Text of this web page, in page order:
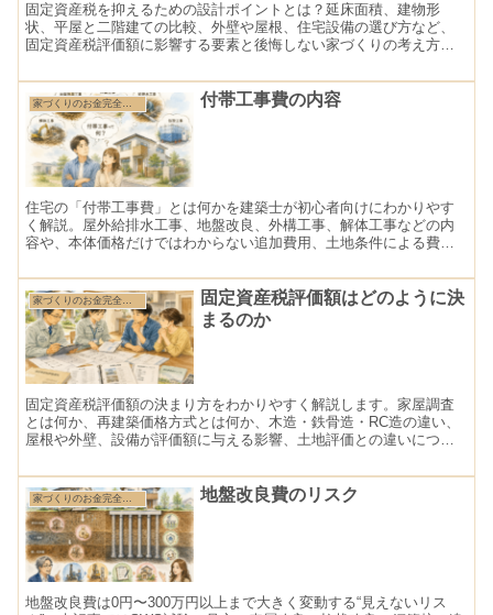
固定資産税を抑えるための設計ポイントとは？延床面積、建物形
状、平屋と二階建ての比較、外壁や屋根、住宅設備の選び方など、
固定資産税評価額に影響する要素と後悔しない家づくりの考え方を
家づくりのお金完全ガイド 付帯工事費の内容
住宅の「付帯工事費」とは何かを建築士が初心者向けにわかりやす
く解説。屋外給排水工事、地盤改良、外構工事、解体工事などの内
容や、本体価格だけではわからない追加費用、土地条件による費用
家づくりのお金完全ガイド
固定資産税評価額はどのように決
まるのか
固定資産税評価額の決まり方をわかりやすく解説します。家屋調査
とは何か、再建築価格方式とは何か、木造・鉄骨造・RC造の違い、
屋根や外壁、設備が評価額に与える影響、土地評価との違いについ
家づくりのお金完全ガイド 地盤改良費のリスク
地盤改良費は0円〜300万円以上まで大きく変動する“見えないリス